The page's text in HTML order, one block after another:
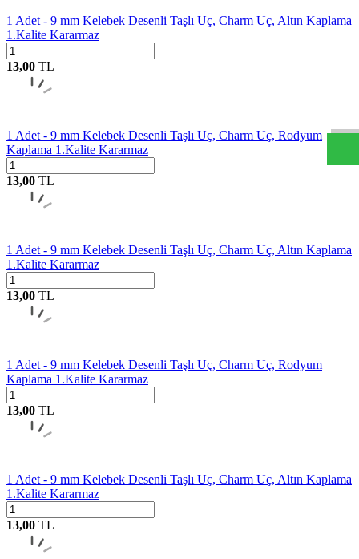
1 Adet - 9 mm Kelebek Desenli Taşlı Uç, Charm Uç, Altın Kaplama
1.Kalite Kararmaz
13,00 TL
1 Adet - 9 mm Kelebek Desenli Taşlı Uç, Charm Uç, Rodyum
Kaplama 1.Kalite Kararmaz
13,00 TL
1 Adet - 9 mm Kelebek Desenli Taşlı Uç, Charm Uç, Altın Kaplama
1.Kalite Kararmaz
13,00 TL
1 Adet - 9 mm Kelebek Desenli Taşlı Uç, Charm Uç, Rodyum
Kaplama 1.Kalite Kararmaz
13,00 TL
1 Adet - 9 mm Kelebek Desenli Taşlı Uç, Charm Uç, Altın Kaplama
1.Kalite Kararmaz
13,00 TL